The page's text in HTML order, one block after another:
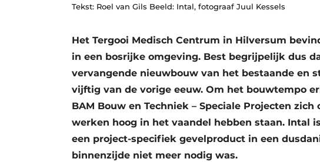
Privacy / Cookie statement
Vacatures
Video’s
Tekst: Roel van Gils Beeld: Intal, fotograaf Juul Kessels
Het Tergooi Medisch Centrum in Hilversum
in een bosrijke omgeving. Best begrijpelijk dus
vervangende nieuwbouw van het bestaande en
vijftig van de vorige eeuw. Om het bouwtempo
BAM Bouw en Techniek – Speciale Projecten
werken hoog in het vaandel hebben staan. Intal
een project-specifiek gevelproduct in een
binnenzijde niet meer nodig was.